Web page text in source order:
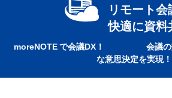
リモート
快適に資料
moreNOTE で会議DX！ 会議の効
な意思決定を実現！